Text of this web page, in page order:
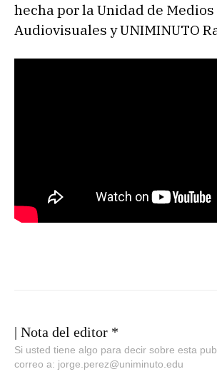
hecha por la Unidad de Medios
Audiovisuales y UNIMINUTO
| Nota del editor *
Si usted tiene algo para decir sobre esta
correo a: jorge.perez@uniminuto.edu